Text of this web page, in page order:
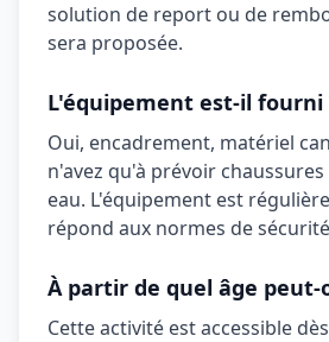
solution de report ou de
sera proposée.
L'équipement est-il fourni
Oui, encadrement, matériel
n'avez qu'à prévoir
eau. L'équipement est
répond aux normes de
À partir de quel âge peut-
Cette activité est accessible dès